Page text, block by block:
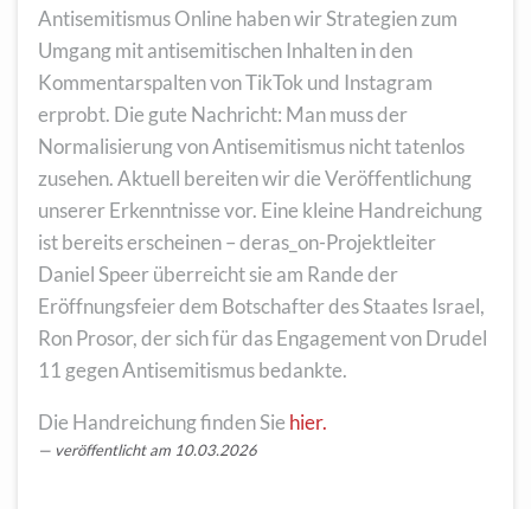
Antisemitismus Online haben wir Strategien zum
Umgang mit antisemitischen Inhalten in den
Kommentarspalten von TikTok und Instagram
erprobt. Die gute Nachricht: Man muss der
Normalisierung von Antisemitismus nicht tatenlos
zusehen. Aktuell bereiten wir die Veröffentlichung
unserer Erkenntnisse vor. Eine kleine Handreichung
ist bereits erscheinen – deras_on-Projektleiter
Daniel Speer überreicht sie am Rande der
Eröffnungsfeier dem Botschafter des Staates Israel,
Ron Prosor, der sich für das Engagement von Drudel
11 gegen Antisemitismus bedankte.
Die Handreichung finden Sie hier.
veröffentlicht am 10.03.2026